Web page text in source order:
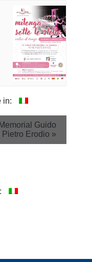
in:
Guido
Pietro Erodio »